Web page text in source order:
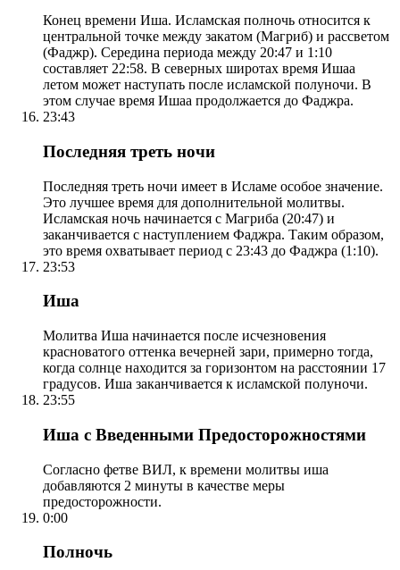
Конец времени Иша. Исламская полночь относится к
центральной точке между закатом (Магриб) и рассветом
(Фаджр). Середина периода между 20:47 и 1:10
составляет 22:58. В северных широтах время Ишаа
летом может наступать после исламской полуночи. В
этом случае время Ишаа продолжается до Фаджра.
23:43
Последняя треть ночи
Последняя треть ночи имеет в Исламе особое значение.
Это лучшее время для дополнительной молитвы.
Исламская ночь начинается с Магриба (20:47) и
заканчивается с наступлением Фаджра. Таким образом,
это время охватывает период с 23:43 до Фаджра (1:10).
23:53
Иша
Молитва Иша начинается после исчезновения
красноватого оттенка вечерней зари, примерно тогда,
когда солнце находится за горизонтом на расстоянии 17
градусов. Иша заканчивается к исламской полуночи.
23:55
Иша с Введенными Предосторожностями
Согласно фетве ВИЛ, к времени молитвы иша
добавляются 2 минуты в качестве меры
предосторожности.
0:00
Полночь